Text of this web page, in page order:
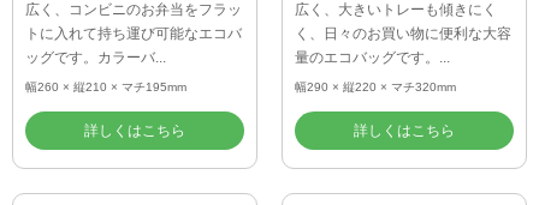
広く、コンビニのお弁当をフラッ
トに入れて持ち運び可能なエコバ
ッグです。カラーバ...
幅260 × 縦210 × マチ195mm
詳しくはこちら
広く、大きいトレーも傾きにく
く、日々のお買い物に便利な大容
量のエコバッグです。...
幅290 × 縦220 × マチ320mm
詳しくはこちら